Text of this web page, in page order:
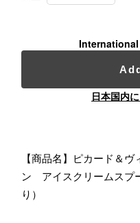
日本国内
【商品名】ピカード＆
ン アイスクリームスプ
り）